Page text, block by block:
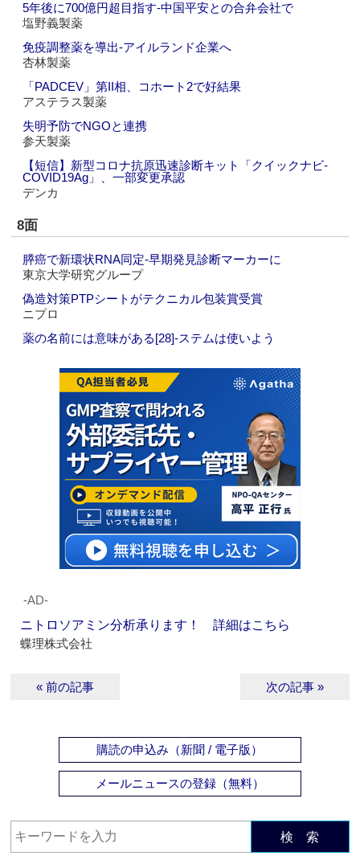
5年後に700億円超目指す‐中国平安との合弁会社で
塩野義製薬
免疫調整薬を導出‐アイルランド企業へ
杏林製薬
「PADCEV」第II相、コホート2で好結果
アステラス製薬
失明予防でNGOと連携
参天製薬
【短信】新型コロナ抗原迅速診断キット「クイックナビ-
COVID19Ag」、一部変更承認
デンカ
8面
膵癌で新環状RNA同定‐早期発見診断マーカーに
東京大学研究グループ
偽造対策PTPシートがテクニカル包装賞受賞
ニプロ
薬の名前には意味がある[28]‐ステムは使いよう
‐AD‐
ニトロソアミン分析承ります！ 詳細はこちら
蝶理株式会社
« 前の記事 次の記事 »
購読の申込み（新聞 / 電子版）
メールニュースの登録（無料）
検 索